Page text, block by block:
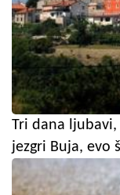
Tri dana
jezgri Buja, evo